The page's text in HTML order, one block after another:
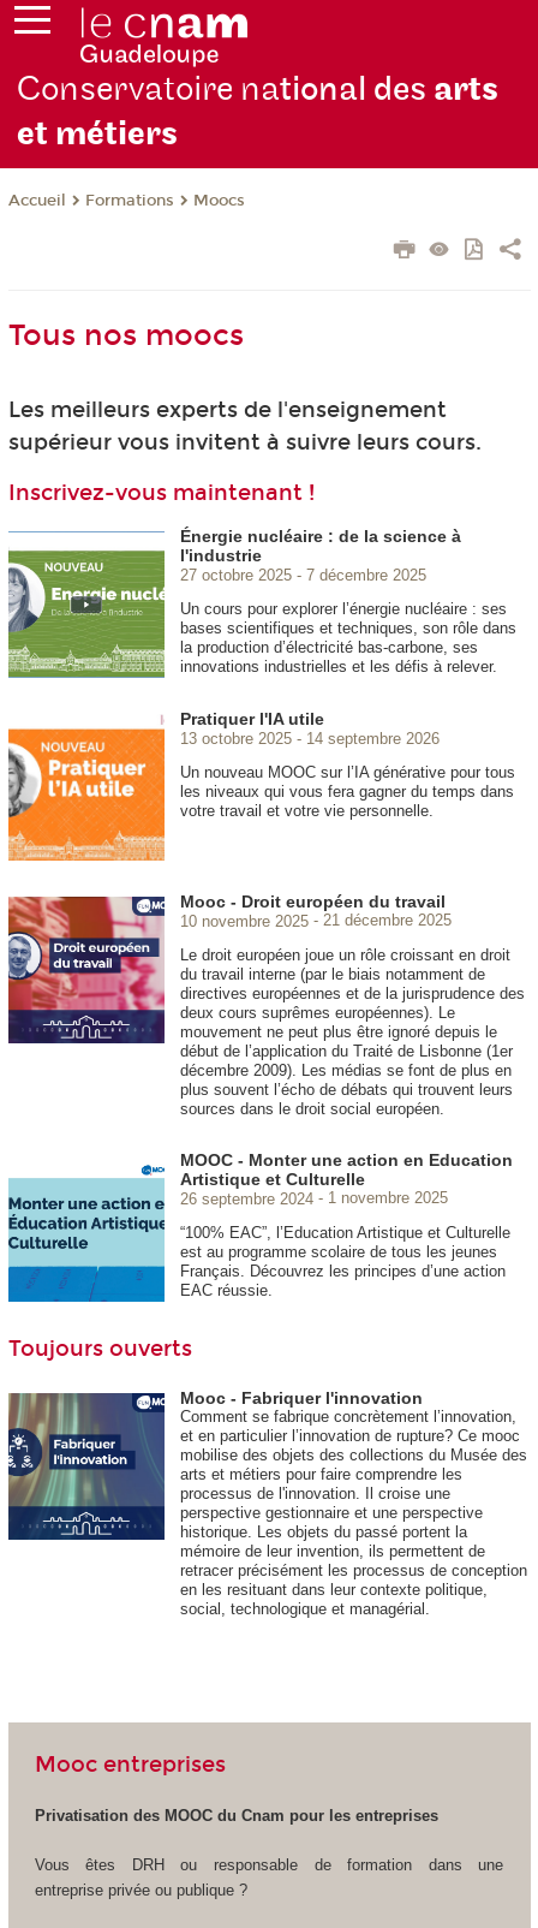
Conservatoire national des arts
et métiers
Accueil Formations Moocs
Tous nos moocs
Les meilleurs experts de l'enseignement
supérieur vous invitent à suivre leurs cours.
Inscrivez-vous maintenant !
Énergie nucléaire : de la science à
l'industrie
27 octobre 2025
7 décembre 2025
Un cours pour explorer l’énergie nucléaire : ses
bases scientifiques et techniques, son rôle dans
la production d’électricité bas-carbone, ses
innovations industrielles et les défis à relever.
Pratiquer l'IA utile
13 octobre 2025
14 septembre 2026
Un nouveau MOOC sur l’IA générative pour tous
les niveaux qui vous fera gagner du temps dans
votre travail et votre vie personnelle.
Mooc - Droit européen du travail
10 novembre 2025
21 décembre 2025
Le droit européen joue un rôle croissant en droit
du travail interne (par le biais notamment de
directives européennes et de la jurisprudence des
deux cours suprêmes européennes). Le
mouvement ne peut plus être ignoré depuis le
début de l’application du Traité de Lisbonne (1er
décembre 2009). Les médias se font de plus en
plus souvent l’écho de débats qui trouvent leurs
sources dans le droit social européen.
MOOC - Monter une action en Education
Artistique et Culturelle
26 septembre 2024
1 novembre 2025
“100% EAC”, l’Education Artistique et Culturelle
est au programme scolaire de tous les jeunes
Français. Découvrez les principes d’une action
EAC réussie.
Toujours ouverts
Mooc - Fabriquer l'innovation
Comment se fabrique concrètement l’innovation,
et en particulier l’innovation de rupture? Ce mooc
mobilise des objets des collections du Musée des
arts et métiers pour faire comprendre les
processus de l'innovation. Il croise une
perspective gestionnaire et une perspective
historique. Les objets du passé portent la
mémoire de leur invention, ils permettent de
retracer précisément les processus de conception
en les resituant dans leur contexte politique,
social, technologique et managérial.
Mooc entreprises
Privatisation des MOOCdu Cnam pour les entreprises
Vous êtes DRH ou responsable de formation dans une
entreprise privée ou publique ?